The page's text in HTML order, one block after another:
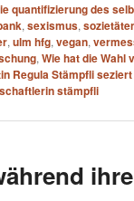
quantifizierung des
, sexismus,
, ulm hfg, vegan,
, Wie hat die Wahl
Regula Stämpfli
stämpfli